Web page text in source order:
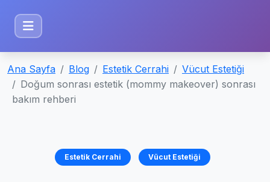
Ana Sayfa Blog Estetik Cerrahi
Vücut Estetiği
Doğum sonrası estetik (mommy makeover) sonrası
bakım rehberi
Estetik Cerrahi Vücut Estetiği